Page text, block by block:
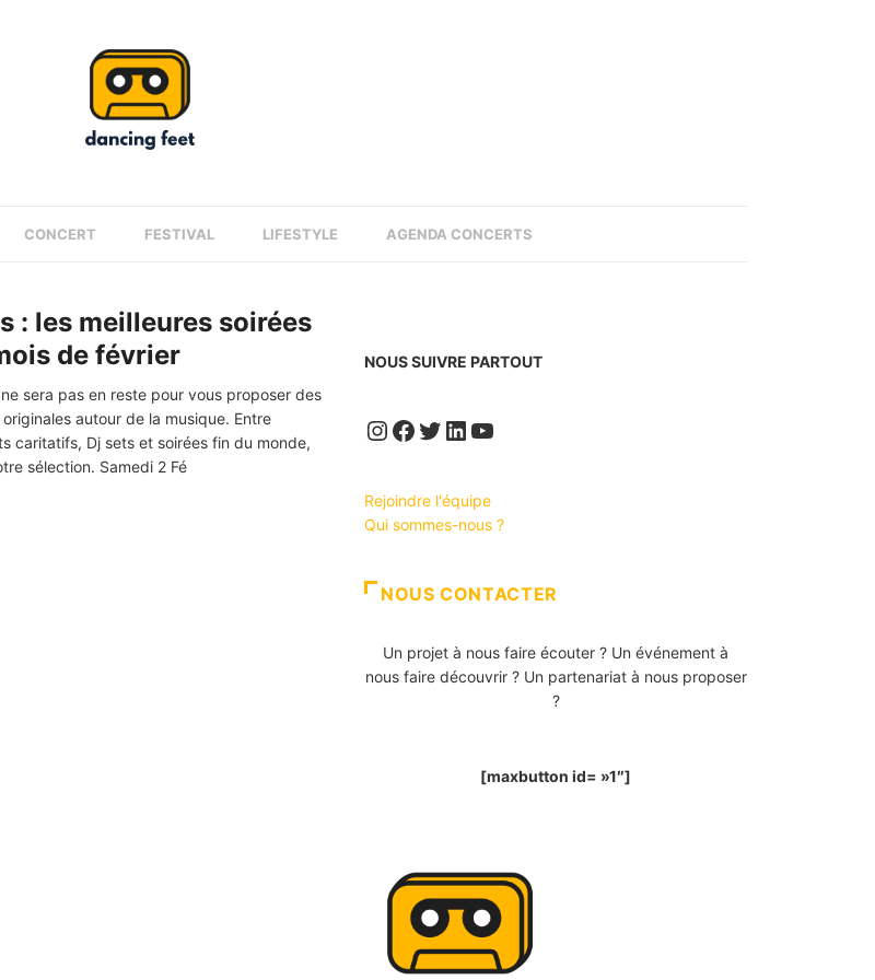
CONCERT FESTIVAL LIFESTYLE AGENDA CONCERTS
: les meilleures soirées
de février
sera pas en reste pour vous proposer des
originales autour de la musique. Entre
caritatifs, Dj sets et soirées fin du monde,
sélection. Samedi 2 Fé
NOUS SUIVRE PARTOUT
Instagram
Facebook
Twitter
LinkedIn
YouTube
Rejoindre l'équipe
Qui sommes-nous ?
NOUS CONTACTER
Un projet à nous faire écouter ? Un événement à
nous faire découvrir ? Un partenariat à nous proposer
?
[maxbutton id= »1″]